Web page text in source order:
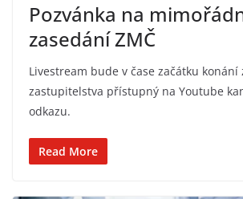
Pozvánka na
zasedání ZMČ
Livestream bude v čase začátku konání
zastupitelstva přístupný na Youtube
odkazu.
Read More